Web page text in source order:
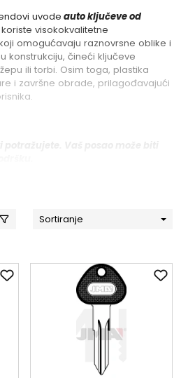
uvode auto ključeve od
visokokvalitetne
omogućavaju raznovrsne oblike i
konstrukciju, čineći ključeve
ili torbi. Osim toga, plastika
i završne obrade, prilagođavajući
Sortiranje